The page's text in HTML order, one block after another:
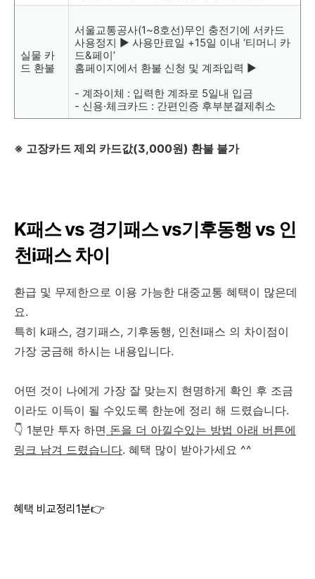
실물 카
드 환불
서울교통공사(1~8호선)무인 충전기에 서카드
사용정지 ▶ 사용만료일 +15일 이내 ‘티머니 카
드&페이’
홈페이지에서 환불 신청 및 계좌입력 ▶
- 계좌이체 : 입력한 계좌로 5일내 입금
- 신용·체크카드 : 간편인증 후부분결제취소
※ 고장카드 제외 카드값(3,000원) 환불 불가
K패스 vs 경기패스 vs기후동행 vs 인
천i패스 차이
환급 및 무제한으로 이용 가능한 대중교통 혜택이 많은데
요.
특히 k패스, 경기패스, 기후동행, 인천I패스 의 차이점이
가장 궁금해 하시는 내용입니다.
어떤 것이 나에게 가장 잘 맞는지 현명하게 확인 후 조금
이라도 이득이 될 수있도록 한눈에 정리 해 드렸습니다.
👇 1분만 투자 하면 돈을 더 아낄수있는 방법 아래 버튼에
링크 남겨 드렸습니다. 혜택 많이 받아가세요 ^^
혜택 비교정리1분👉